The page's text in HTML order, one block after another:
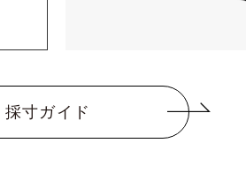
採寸ガイド